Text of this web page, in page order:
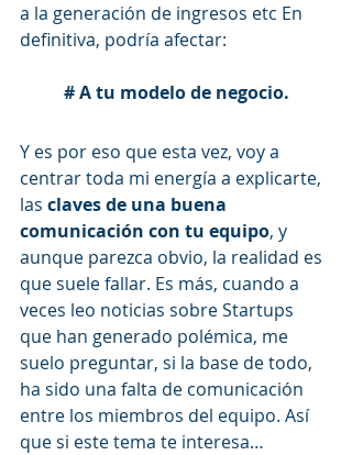
a la generación de ingresos etc En
definitiva, podría afectar:
# A tu modelo de negocio.
Y es por eso que esta vez, voy a
centrar toda mi energía a explicarte,
las claves de una buena
comunicación con tu equipo, y
aunque parezca obvio, la realidad es
que suele fallar. Es más, cuando a
veces leo noticias sobre Startups
que han generado polémica, me
suelo preguntar, si la base de todo,
ha sido una falta de comunicación
entre los miembros del equipo. Así
que si este tema te interesa…